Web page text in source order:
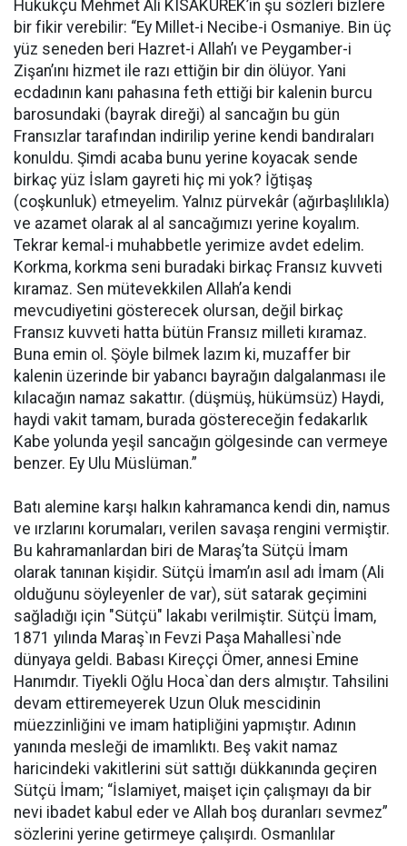
Hukukçu Mehmet Ali KISAKÜREK’in şu sözleri bizlere
bir fikir verebilir: “Ey Millet-i Necibe-i Osmaniye. Bin üç
yüz seneden beri Hazret-i Allah’ı ve Peygamber-i
Zişan’ını hizmet ile razı ettiğin bir din ölüyor. Yani
ecdadının kanı pahasına feth ettiği bir kalenin burcu
barosundaki (bayrak direği) al sancağın bu gün
Fransızlar tarafından indirilip yerine kendi bandıraları
konuldu. Şimdi acaba bunu yerine koyacak sende
birkaç yüz İslam gayreti hiç mi yok? İğtişaş
(coşkunluk) etmeyelim. Yalnız pürvekâr (ağırbaşlılıkla)
ve azamet olarak al al sancağımızı yerine koyalım.
Tekrar kemal-i muhabbetle yerimize avdet edelim.
Korkma, korkma seni buradaki birkaç Fransız kuvveti
kıramaz. Sen mütevekkilen Allah’a kendi
mevcudiyetini gösterecek olursan, değil birkaç
Fransız kuvveti hatta bütün Fransız milleti kıramaz.
Buna emin ol. Şöyle bilmek lazım ki, muzaffer bir
kalenin üzerinde bir yabancı bayrağın dalgalanması ile
kılacağın namaz sakattır. (düşmüş, hükümsüz) Haydi,
haydi vakit tamam, burada göstereceğin fedakarlık
Kabe yolunda yeşil sancağın gölgesinde can vermeye
benzer. Ey Ulu Müslüman.”
Batı alemine karşı halkın kahramanca kendi din, namus
ve ırzlarını korumaları, verilen savaşa rengini vermiştir.
Bu kahramanlardan biri de Maraş’ta Sütçü İmam
olarak tanınan kişidir. Sütçü İmam’ın asıl adı İmam (Ali
olduğunu söyleyenler de var), süt satarak geçimini
sağladığı için "Sütçü" lakabı verilmiştir. Sütçü İmam,
1871 yılında Maraş`ın Fevzi Paşa Mahallesi`nde
dünyaya geldi. Babası Kireççi Ömer, annesi Emine
Hanımdır. Tiyekli Oğlu Hoca`dan ders almıştır. Tahsilini
devam ettiremeyerek Uzun Oluk mescidinin
müezzinliğini ve imam hatipliğini yapmıştır. Adının
yanında mesleği de imamlıktı. Beş vakit namaz
haricindeki vakitlerini süt sattığı dükkanında geçiren
Sütçü İmam; “İslamiyet, maişet için çalışmayı da bir
nevi ibadet kabul eder ve Allah boş duranları sevmez”
sözlerini yerine getirmeye çalışırdı. Osmanlılar